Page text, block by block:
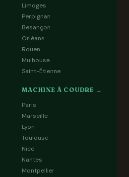
Limoges
Perpignan
Besançon
Orléans
Rouen
Mulhouse
Saint-Étienne
MACHINE À COUDRE →
Paris
Marseille
Lyon
Toulouse
Nice
Nantes
Montpellier